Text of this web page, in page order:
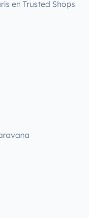
en Trusted Shops